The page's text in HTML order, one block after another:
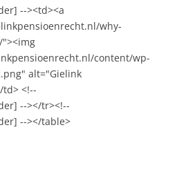
--><td><a
why-
content/wp-
alt="Gielink
td> <!--
--></tr><!--
--></table>